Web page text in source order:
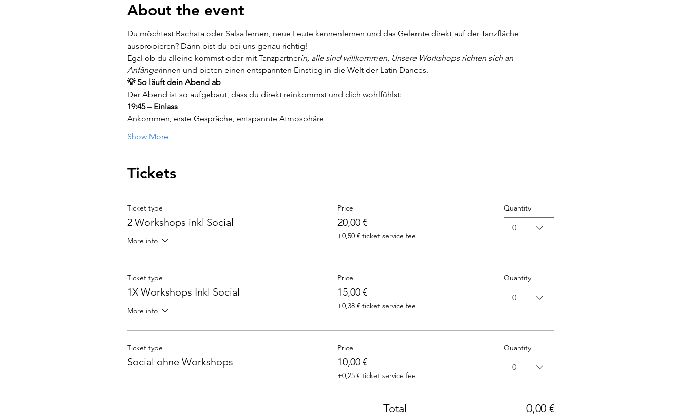
About the event
Du möchtest Bachata oder Salsa lernen, neue Leute kennenlernen und das Gelernte direkt auf der Tanzfläche
ausprobieren? Dann bist du bei uns genau richtig!
Egal ob du alleine kommst oder mit Tanzpartnerin, alle sind willkommen. Unsere Workshops richten sich an
Anfängerinnen und bieten einen entspannten Einstieg in die Welt der Latin Dances.
💡 So läuft dein Abend ab
Der Abend ist so aufgebaut, dass du direkt reinkommst und dich wohlfühlst:
19:45 – Einlass
Ankommen, erste Gespräche, entspannte Atmosphäre
Show More
Tickets
Ticket type
2 Workshops inkl Social
More info
Price
20,00 €
+0,50 € ticket service fee
Quantity
0
Ticket type
1X Workshops Inkl Social
More info
Price
15,00 €
+0,38 € ticket service fee
Quantity
0
Ticket type
Social ohne Workshops
Price
10,00 €
+0,25 € ticket service fee
Quantity
0
Total 0,00 €